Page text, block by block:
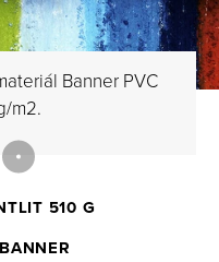
Banner PVC
m2.
510 G